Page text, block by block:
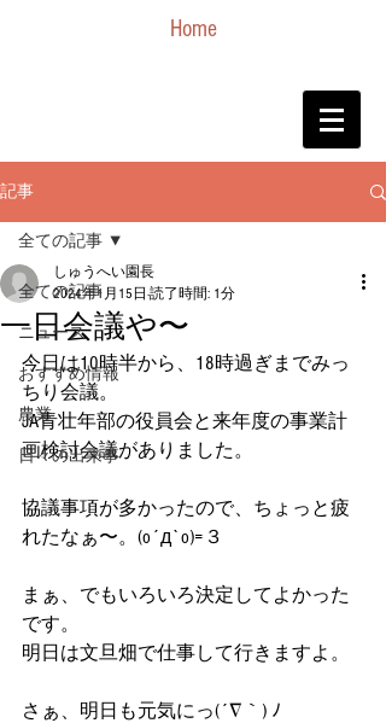
Home
記事
全ての記事
ニュース
おすすめ情報
農業
日々の出来事
全ての記事
一日会議や〜
しゅうへい園長
2024年1月15日 読了時間: 1分
今日は10時半から、18時過ぎまでみっ
ちり会議。
JA青壮年部の役員会と来年度の事業計
画検討会議がありました。
協議事項が多かったので、ちょっと疲
れたなぁ〜。(o´д`o)=３
まぁ、でもいろいろ決定してよかった
です。
明日は文旦畑で仕事して行きますよ。
さぁ、明日も元気にっ(´∇｀) ﾉ